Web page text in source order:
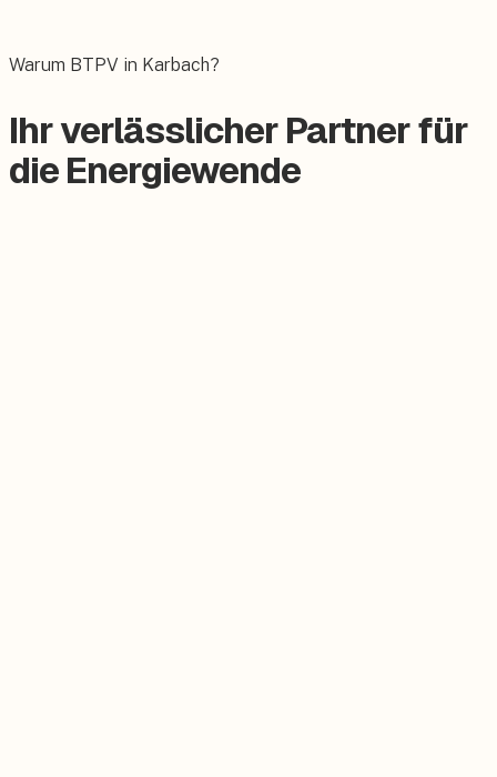
Warum BTPV in Karbach?
Ihr verlässlicher Partner für
die Energiewende